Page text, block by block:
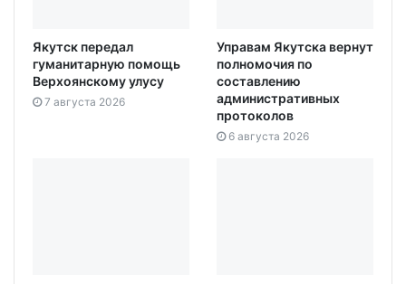
Якутск передал
гуманитарную помощь
Верхоянскому улусу
7 августа 2026
Управам Якутска вернут
полномочия по
составлению
административных
протоколов
6 августа 2026